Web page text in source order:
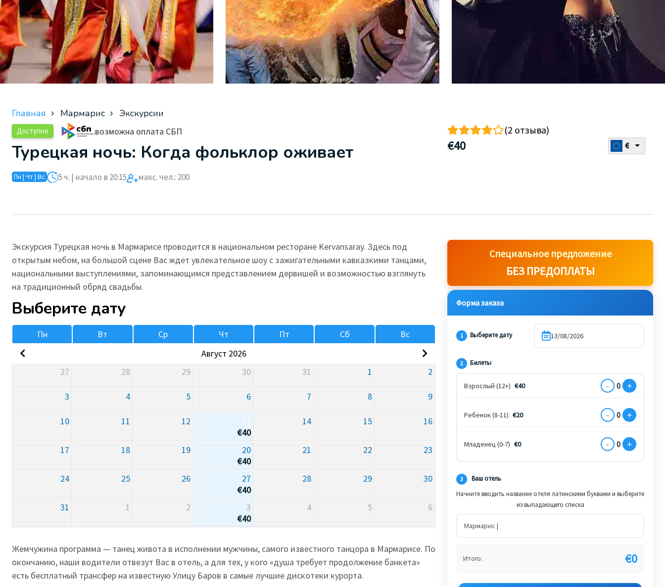
Главная Мармарис Экскурсии
Доступно возможна оплата СБП
Турецкая ночь: Когда фольклор оживает
Пн | Чт | Вс 5 ч. | начало в 20:15 макс. чел.: 200
(2 отзыва)
€40 €
Экскурсия Турецкая ночь в Мармарисе проводится в национальном ресторане Kervansaray. Здесь под
открытым небом, на большой сцене Вас ждет увлекательное шоу с зажигательными кавказкими танцами,
национальными выступлениями, запоминающимся представлением дервишей и возможностью взглянуть
на традиционный обряд свадьбы.
Выберите дату
Пн Вт Ср Чт Пт Сб
Вс
Август 2026
27
28 29 30 31 1 2
3 4 5 6 7 8 9
10 11 12
€40
14 15 16
17 18 19
20
€40
21 22 23
24 25 26
27
€40
28 29 30
31 1 2
3
€40
4 5 6
Жемчужина программа — танец живота в исполнении мужчины, самого известного танцора в Мармарисе. По
окончанию, наши водители отвезут Вас в отель, а для тех, у кого «душа требует продолжение банкета»
есть бесплатный трансфер на известную Улицу Баров в самые лучшие дискотеки курорта.
Специальное предложение
БЕЗ ПРЕДОПЛАТЫ
Форма заказа
1 Выберите дату
2 Билеты
Взрослый (12+) €40 - 0 +
Ребенок (8-11) €20 - 0 +
Младенец (0-7) €0 - 0 +
3
Ваш отель
Начните вводить название отеля латинскими буквами и выберите
из выпадающего списка
Итого: €0